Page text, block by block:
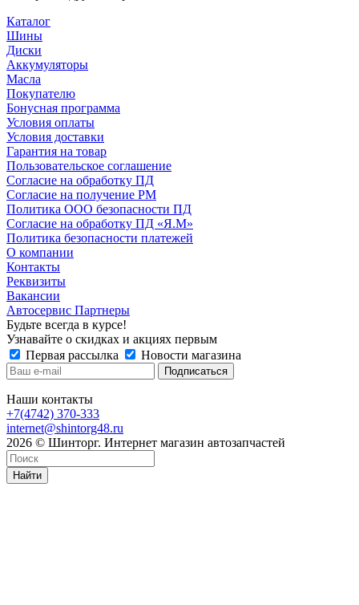
Каталог
Шины
Диски
Аккумуляторы
Масла
Покупателю
Бонусная программа
Условия оплаты
Условия доставки
Гарантия на товар
Пользовательское соглашение
Согласие на обработку ПД
Согласие на получение РМ
Политика ООО безопасности ПД
Согласие на обработку ПД «Я.М»
Политика безопасности платежей
О компании
Контакты
Реквизиты
Вакансии
Автосервис Партнеры
Будьте всегда в курсе!
Узнавайте о скидках и акциях первым
Первая рассылка
Новости магазина
Наши контакты
+7(4742) 370-333
internet@shintorg48.ru
2026 © Шинторг. Интернет магазин автозапчастей
Найти